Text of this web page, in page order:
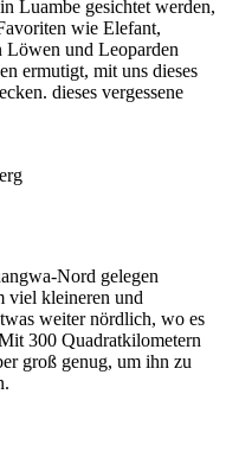
Luambe gesichtet werden,
wie Elefant,
und Leoparden
ermutigt, mit uns dieses
dieses vergessene
Nord gelegen
viel kleineren und
weiter nördlich, wo es
300 Quadratkilometern
groß genug, um ihn zu